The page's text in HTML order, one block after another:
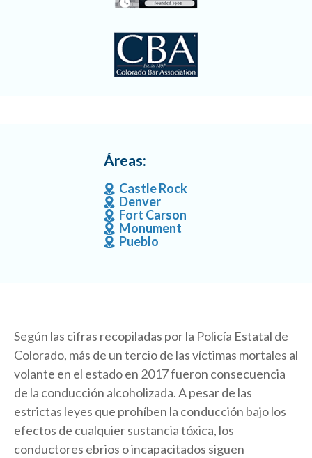
Áreas:
Castle Rock
Denver
Fort Carson
Monument
Pueblo
Según las cifras recopiladas por la Policía Estatal de
Colorado, más de un tercio de las víctimas mortales al
volante en el estado en 2017 fueron consecuencia
de la conducción alcoholizada. A pesar de las
estrictas leyes que prohíben la conducción bajo los
efectos de cualquier sustancia tóxica, los
conductores ebrios o incapacitados siguen